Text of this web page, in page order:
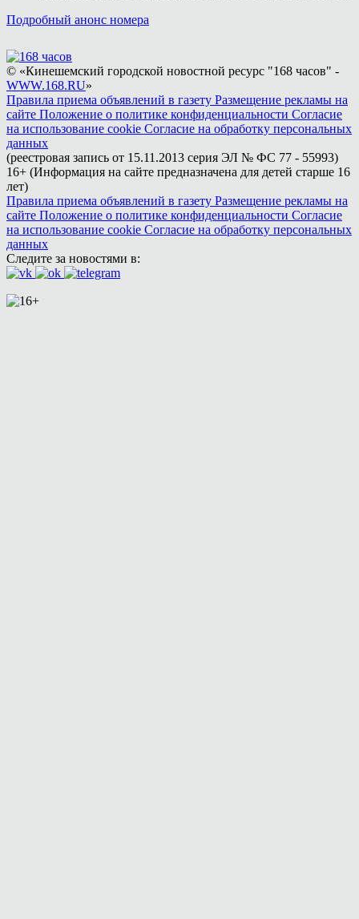
Подробный анонс номера
© «Кинешемский городской новостной ресурс "168 часов" -
WWW.168.RU»
Правила приема объявлений в газету Размещение рекламы на
сайте Положение о политике конфиденциальности Согласие
на использование cookie Согласие на обработку персональных
данных
(реестровая запись от 15.11.2013 серия ЭЛ № ФС 77 - 55993)
16+ (Информация на сайте предназначена для детей старше 16
лет)
Правила приема объявлений в газету Размещение рекламы на
сайте Положение о политике конфиденциальности Согласие
на использование cookie Согласие на обработку персональных
данных
Следите за новостями в: